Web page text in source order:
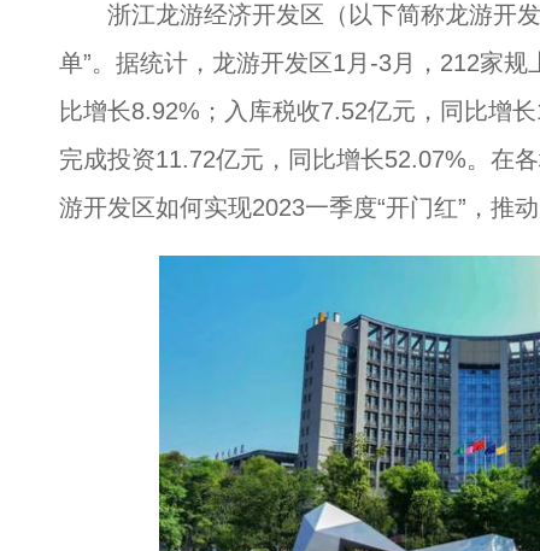
浙江龙游经济开发区（以下简称龙游开发
单”。据统计，龙游开发区1月-3月，212家
比增长8.92%；入库税收7.52亿元，同比增
完成投资11.72亿元，同比增长52.07%。在
游开发区如何实现2023一季度“开门红”，推